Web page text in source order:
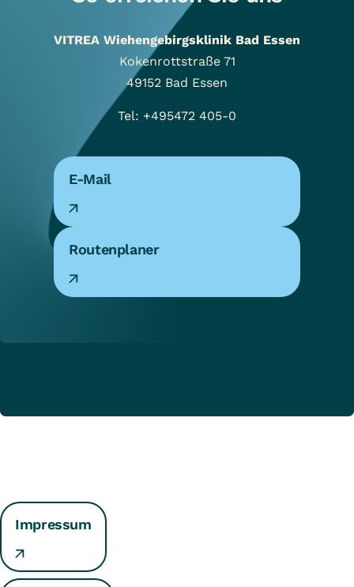
VITREA Wiehengebirgsklinik Bad Essen
Kokenrottstraße 71
49152 Bad Essen
Tel: +495472 405-0
E-Mail
Routenplaner
Impressum